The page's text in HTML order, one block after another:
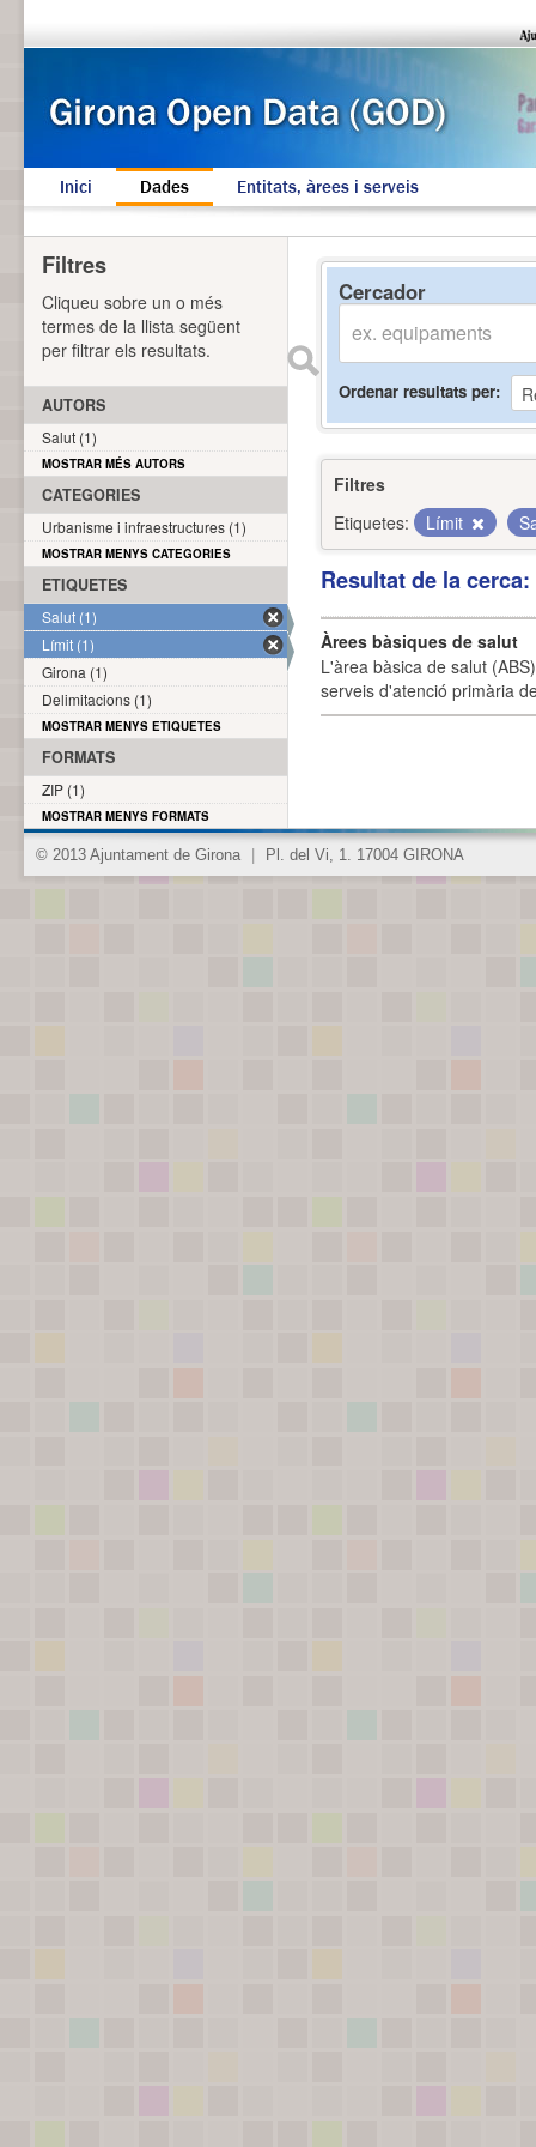
Inici Dades Entitats, àrees i serveis
Cercador
Ordenar resultats per
Filtres
Etiquetes:
Límit
Resultat de la
Àrees bàsiques de salut
L'àrea bàsica de salut
serveis d'atenció primària
Filtres
Cliqueu sobre un o més
termes de la llista següent
per filtrar els resultats.
AUTORS
Salut (1)
MOSTRAR MÉS AUTORS
CATEGORIES
Urbanisme i infraestructures (1)
MOSTRAR MENYS CATEGORIES
ETIQUETES
Salut (1)
Límit (1)
Girona (1)
Delimitacions (1)
MOSTRAR MENYS ETIQUETES
FORMATS
ZIP (1)
MOSTRAR MENYS FORMATS
© 2013 Ajuntament de Girona Pl. del Vi, 1. 17004 GIRONA